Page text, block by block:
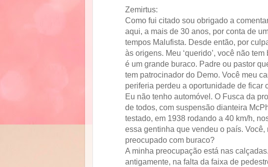
Zemirtus:
Como fui citado sou obrigado a
aqui, a mais de 30 anos, por conta de
tempos Malufista. Desde então, por
às origens. Meu ‘querido’, você não
é um grande buraco. Padre ou pastor
tem patrocinador do Demo. Você meu
periferia perdeu a oportunidade de ficar
Eu não tenho automóvel. O Fusca da
de todos, com suspensão dianteira
testado, em 1938 rodando a 40 km/h,
essa gentinha que vendeu o país.
preocupado com buraco?
A minha preocupação está nas
antigamente, na falta da faixa de